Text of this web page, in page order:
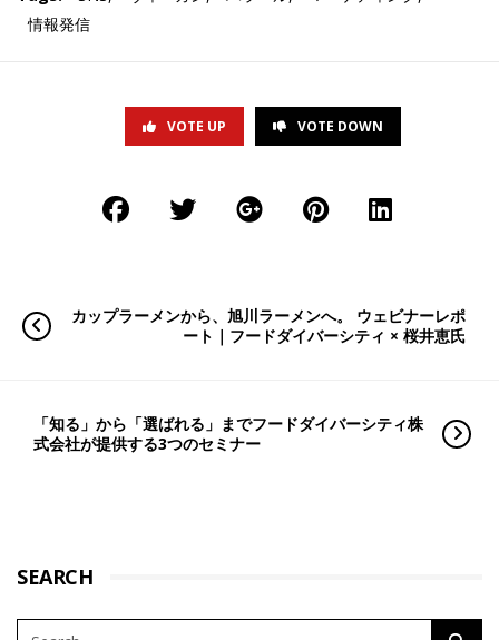
情報発信
VOTE UP VOTE DOWN
カップラーメンから、旭川ラーメンへ。 ウェビナーレポ
ート｜フードダイバーシティ × 桜井恵氏
「知る」から「選ばれる」までフードダイバーシティ株
式会社が提供する3つのセミナー
SEARCH